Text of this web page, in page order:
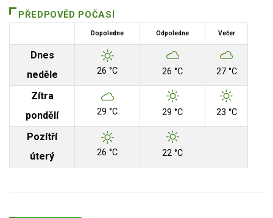
PŘEDPOVĚD POČASÍ
Dopoledne Odpoledne Večer
Dnes
neděle
26 °C 26 °C 27 °C
Zítra
pondělí
29 °C 29 °C 23 °C
Pozítří
úterý
26 °C 22 °C